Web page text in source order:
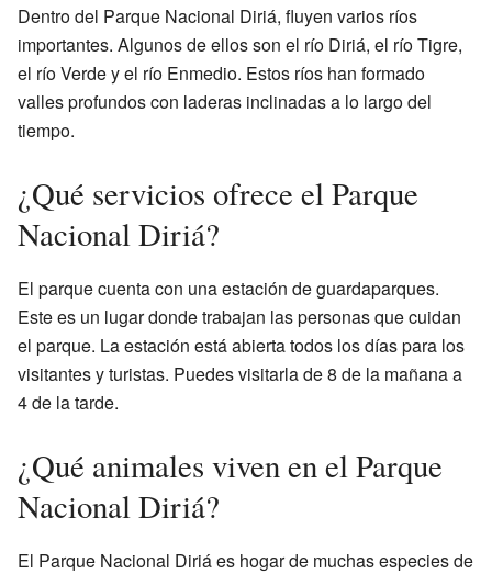
Dentro del Parque Nacional Diriá, fluyen varios ríos
importantes. Algunos de ellos son el río Diriá, el río Tigre,
el río Verde y el río Enmedio. Estos ríos han formado
valles profundos con laderas inclinadas a lo largo del
tiempo.
¿Qué servicios ofrece el Parque
Nacional Diriá?
El parque cuenta con una estación de guardaparques.
Este es un lugar donde trabajan las personas que cuidan
el parque. La estación está abierta todos los días para los
visitantes y turistas. Puedes visitarla de 8 de la mañana a
4 de la tarde.
¿Qué animales viven en el Parque
Nacional Diriá?
El Parque Nacional Diriá es hogar de muchas especies de